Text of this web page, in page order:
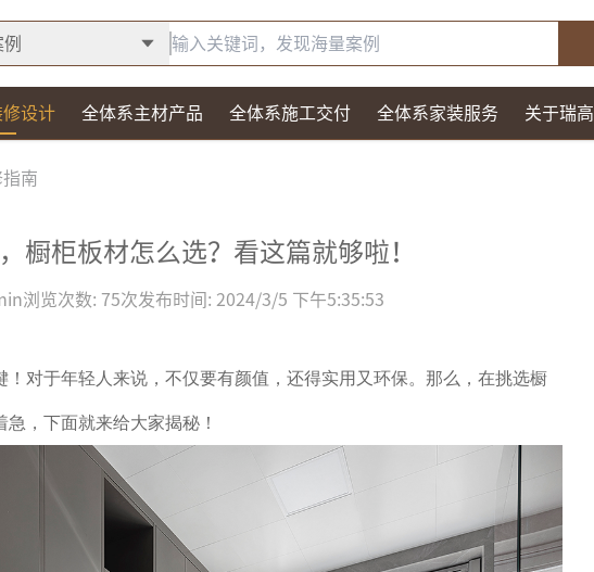
设计 全体系主材产品 全体系施工交付 全体系家装服务 关于瑞高
指南
橱柜板材怎么选？看这篇就够啦！
浏览次数: 75次发布时间: 2024/3/5 下午5:35:53
对于年轻人来说，不仅要有颜值，还得实用又环保。那么，在挑选橱
，下面就来给大家揭秘！